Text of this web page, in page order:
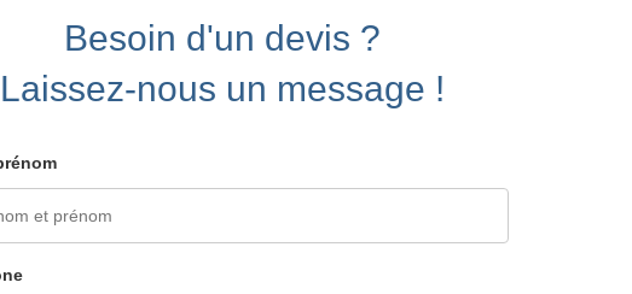
Besoin d'un devis ?
Laissez-nous un message !